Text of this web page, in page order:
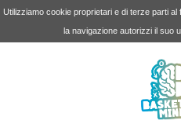
Utilizziamo cookie proprietari e di terze parti
la navigazione autorizzi il suo